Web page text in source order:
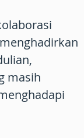
masih